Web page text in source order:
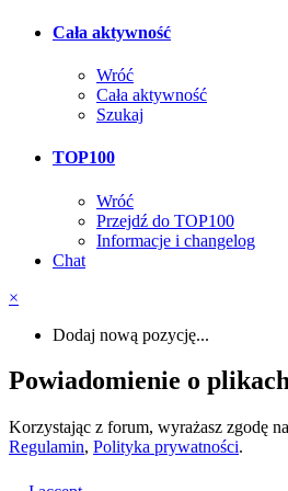
Cała aktywność
Wróć
Cała aktywność
Szukaj
TOP100
Wróć
Przejdź do TOP100
Informacje i changelog
Chat
×
Dodaj nową pozycję...
Powiadomienie o
Korzystając z forum, wyrażasz zgodę
Regulamin, Polityka prywatności.